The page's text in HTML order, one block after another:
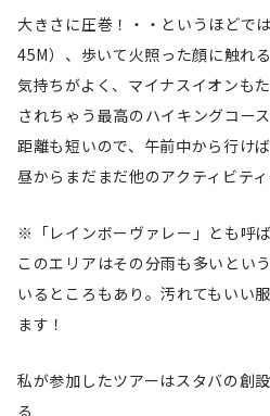
大きさに圧巻！・・というほどで
45M）、歩いて火照った顔に触れ
気持ちがよく、マイナスイオンも
されちゃう最高のハイキングコー
距離も短いので、午前中から行け
昼からまだまだ他のアクティビティ
※「レインボーヴァレー」とも呼
このエリアはその分雨も多いとい
いるところもあり。汚れてもいい
ます！
私が参加したツアーはスタバの創
る